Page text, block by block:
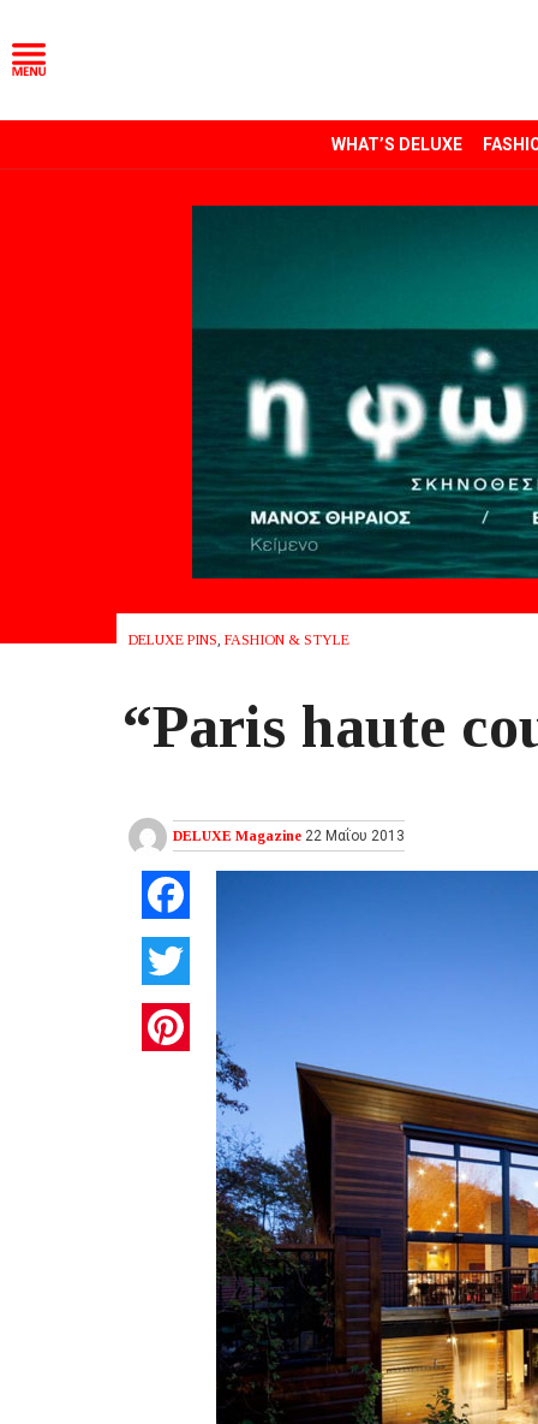
WHAT’S DELUXE
DELUXE PINS, FASHION & STYLE
“Paris haute
DELUXE Magazine 22 Μαΐου 2013
Pinterest